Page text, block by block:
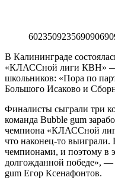
В Калининграде
«КЛАССной лиги КВН» —
школьников: «Пора по
Большого Исаково и
Финалисты сыграли три
команда Bubble gum
чемпиона «КЛАССной
что наконец-то
чемпионами, и поэтому в
долгожданной победе»,
gum Егор Ксенафонтов.